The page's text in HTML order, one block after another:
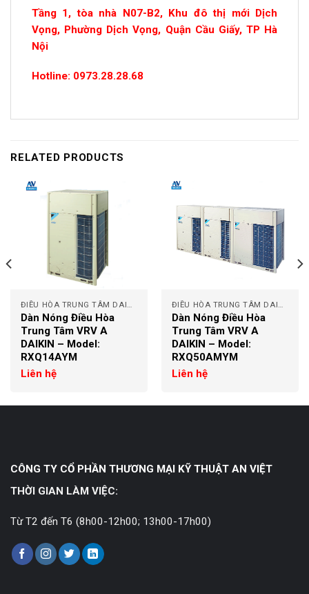
Tầng 1, tòa nhà N07-B2, Khu đô thị mới Dịch
Vọng, Phường Dịch Vọng, Quận Cầu Giấy, TP Hà
Nội
Hotline: 0973.28.28.68
RELATED PRODUCTS
ĐIỀU HÒA TRUNG TÂM DAIKIN
Dàn Nóng Điều Hòa
Trung Tâm VRV A
DAIKIN – Model:
RXQ14AYM
Liên hệ
ĐIỀU HÒA TRUNG TÂM DAIKIN
Dàn Nóng Điều Hòa
Trung Tâm VRV A
DAIKIN – Model:
RXQ50AMYM
Liên hệ
CÔNG TY CỔ PHẦN THƯƠNG MẠI KỸ THUẬT AN VIỆT
THỜI GIAN LÀM VIỆC:
Từ T2 đến T6 (8h00-12h00; 13h00-17h00)